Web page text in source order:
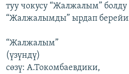
туу чокусу “Жалжалым”
“Жалжалымды” ырдап
“Жалжалым”
(үзүндү)
сөзү: А.Токомбаевдики,